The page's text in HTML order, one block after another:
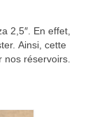
2,5″. En effet,
Ainsi, cette
nos réservoirs.